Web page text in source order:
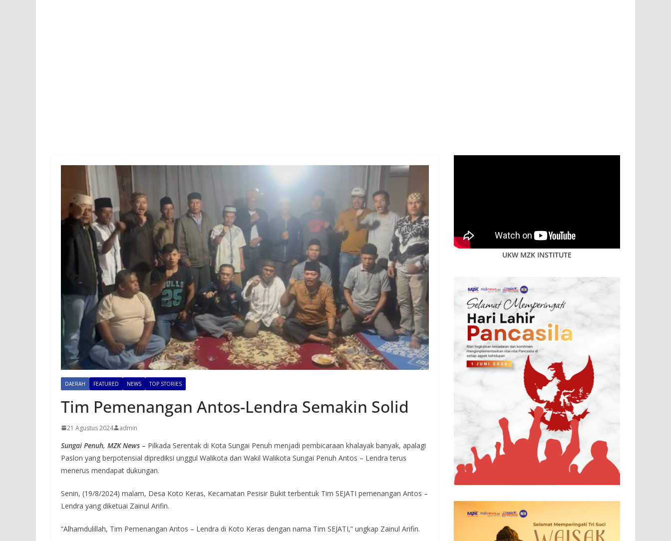
DAERAH FEATURED NEWS TOP STORIES
Tim Pemenangan Antos-Lendra Semakin Solid
21 Agustus 2024 admin
Sungai Penuh, MZK News – Pilkada Serentak di Kota Sungai Penuh menjadi pembicaraan khalayak banyak, apalagi
Paslon yang berpotensial diprediksi unggul Walikota dan Wakil Walikota Sungai Penuh Antos – Lendra terus
menerus mendapat dukungan.
Senin, (19/8/2024) malam, Desa Koto Keras, Kecamatan Pesisir Bukit terbentuk Tim SEJATI pemenangan Antos –
Lendra yang diketuai Zainul Arifin.
“Alhamdulillah, Tim Pemenangan Antos – Lendra di Koto Keras dengan nama Tim SEJATI,” ungkap Zainul Arifin.
UKW MZK INSTITUTE